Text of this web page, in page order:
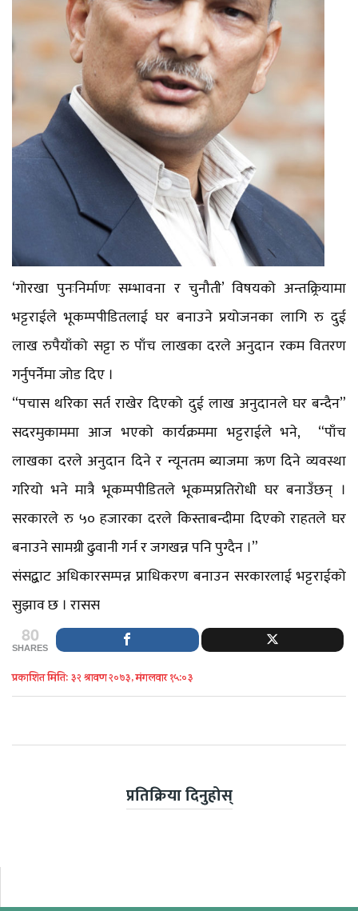
‘गोरखा पुनःनिर्माणः सम्भावना र चुनौती’ विषयको अन्तक्र्रियामा
भट्टराईले भूकम्पपीडितलाई घर बनाउने प्रयोजनका लागि रु दुई
लाख रुपैयाँको सट्टा रु पाँच लाखका दरले अनुदान रकम वितरण
गर्नुपर्नेमा जोड दिए ।
“पचास थरिका सर्त राखेर दिएको दुई लाख अनुदानले घर बन्दैन”
सदरमुकाममा आज भएको कार्यक्रममा भट्टराईले भने, “पाँच
लाखका दरले अनुदान दिने र न्यूनतम ब्याजमा ऋण दिने व्यवस्था
गरियो भने मात्रै भूकम्पपीडितले भूकम्पप्रतिरोधी घर बनाउँछन् ।
सरकारले रु ५० हजारका दरले किस्ताबन्दीमा दिएको राहतले घर
बनाउने सामग्री ढुवानी गर्न र जगखन्न पनि पुग्दैन ।”
संसद्बाट अधिकारसम्पन्न प्राधिकरण बनाउन सरकारलाई भट्टराईको
सुझाव छ । रासस
80
SHARES
प्रकाशित मिति: ३२ श्रावण २०७३, मंगलवार १५:०३
प्रतिक्रिया दिनुहोस्